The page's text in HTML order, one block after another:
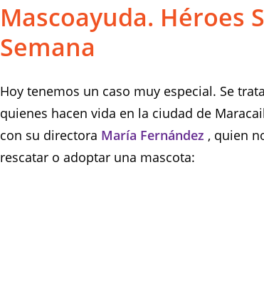
Mascoayuda. Héroes
Semana
Hoy tenemos un caso muy especial. Se
quienes hacen vida en la ciudad de
con su directora María Fernández , quien
rescatar o adoptar una mascota: